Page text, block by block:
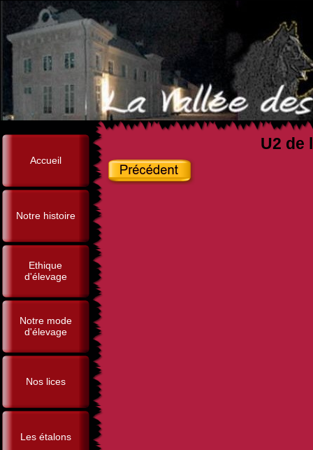
Accueil
Notre histoire
Ethique
d'élevage
Notre mode
d'élevage
Nos lices
Les étalons
U2 de